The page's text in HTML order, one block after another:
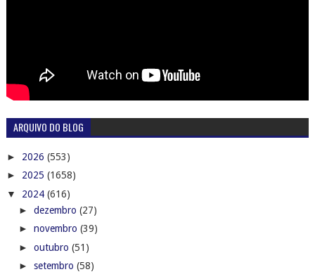
ARQUIVO DO BLOG
► 2026 (553)
► 2025 (1658)
▼ 2024 (616)
► dezembro (27)
► novembro (39)
► outubro (51)
► setembro (58)